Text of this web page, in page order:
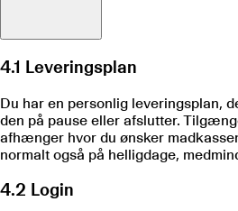
4.1 Leveringsplan
Du har en personlig leveringsplan,
den på pause eller afslutter.
afhænger hvor du ønsker
normalt også på helligdage,
4.2 Login